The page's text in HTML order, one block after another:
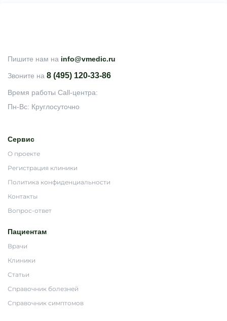
Сервис
О проекте
Регистрация клиники
Политика конфиденциальности
Контакты
Вопрос-ответ
Пациентам
Врачи
Клиники
Статьи
Справочник болезней
Справочник симптомов
Пишите нам на info@vmedic.ru
Звоните на 8 (495) 120-33-86
Время работы Call-центра:
Пн-Вс: Круглосуточно